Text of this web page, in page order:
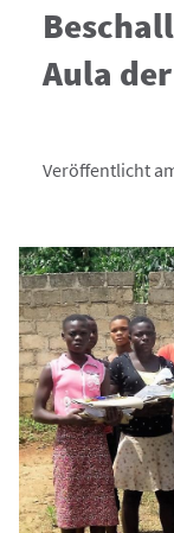
Aula
Veröffentlicht